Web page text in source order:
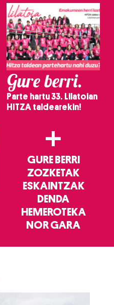
Gure berri.
Parte hartu 33. Lilatoian
HITZA taldearekin!
+
GURE BERRI
ZOZKETAK
ESKAINTZAK
DENDA
HEMEROTEKA
NOR GARA